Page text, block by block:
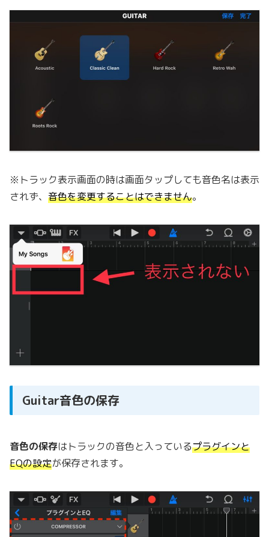
※トラック表示画面の時は画面タップしても音色名は表示
されず、 音色を変更することはできません。
Guitar音色の保存
音色の保存はトラックの音色と入っているプラグインと
EQの設定が保存されます。